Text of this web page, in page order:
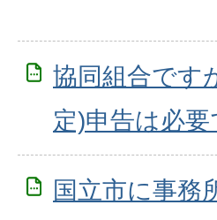
協同組合です
定)申告は必要
国立市に事務